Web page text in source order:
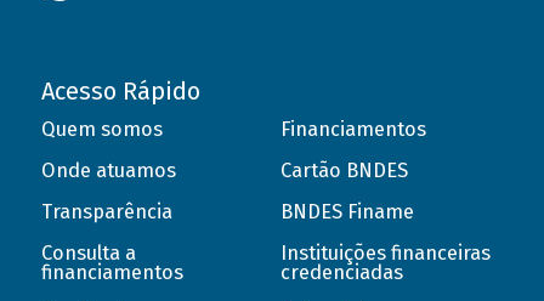
Acesso Rápido
Quem somos
Onde atuamos
Transparência
Consulta a
financiamentos
Financiamentos
Cartão BNDES
BNDES Finame
Instituições financeiras
credenciadas